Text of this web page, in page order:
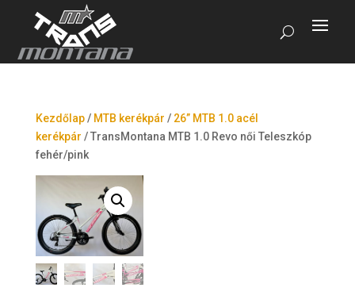
Kezdőlap/ MTB kerékpár / 26” MTB 1.0 acél
kerékpár /TransMontana MTB 1.0 Revo női Teleszkóp
fehér/pink